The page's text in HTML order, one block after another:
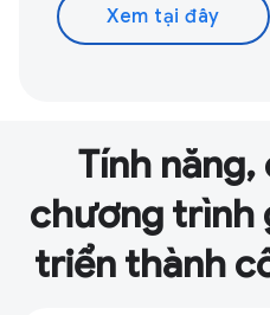
Xem tại đây
Tính
chương trình
triển thành